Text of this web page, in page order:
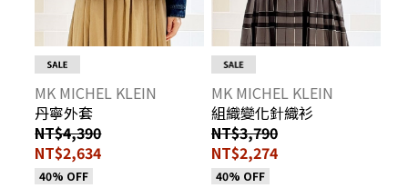
MK MICHEL KLEIN
丹寧外套
NT$4,390
NT$2,634
40% OFF
MK MICHEL KLEIN
組織變化針織衫
NT$3,790
NT$2,274
40% OFF